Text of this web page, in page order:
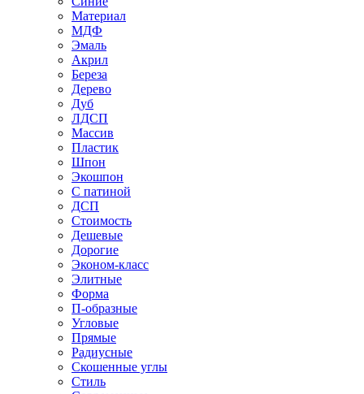
Материал
МДФ
Эмаль
Акрил
Береза
Дерево
Дуб
ЛДСП
Массив
Пластик
Шпон
Экошпон
С патиной
ДСП
Стоимость
Дешевые
Дорогие
Эконом-класс
Элитные
Форма
П-образные
Угловые
Прямые
Радиусные
Скошенные углы
Стиль